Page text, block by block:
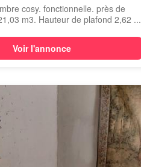
cosy. fonctionnelle. près de
m3. Hauteur de plafond 2,62 ...
Voir l'annonce